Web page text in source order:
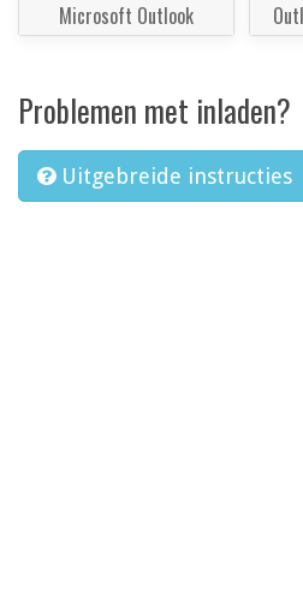
Microsoft Outlook
Problemen met inladen?
Uitgebreide instructies